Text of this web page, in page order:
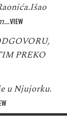
VIEW
PREKO
u Njujorku.